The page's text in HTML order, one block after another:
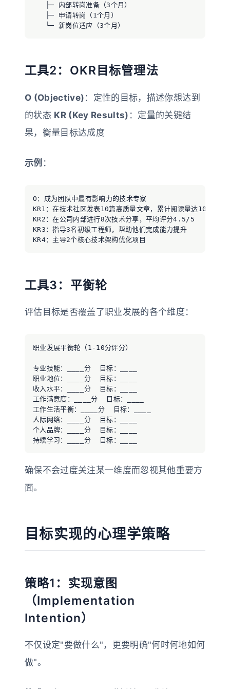
   ├─ 内部转岗准备（3个月）
   ├─ 申请转岗（1个月）
工具2：OKR目标管理法
O (Objective) ：定性的目标，描述你想达到
的状态 KR (Key Results) ：定量的关键结
果，衡量目标达成度
示例 ：
O：成为团队中最有影响力的技术专家
KR1：在技术社区发表10篇高质量文章，累计阅读量达10万
KR2：在公司内部进行8次技术分享，平均评分4.5/5
KR3：指导3名初级工程师，帮助他们完成能力提升
工具3：平衡轮
评估目标是否覆盖了职业发展的各个维度：
职业发展平衡轮（1-10分评分）
专业技能：____分  目标：____
职业地位：____分  目标：____
收入水平：____分  目标：____
工作满意度：____分  目标：____
工作生活平衡：____分  目标：____
人际网络：____分  目标：____
个人品牌：____分  目标：____
确保不会过度关注某一维度而忽视其他重要方
面。
目标实现的心理学策略
策略1：实现意图
（Implementation
Intention）
不仅设定"要做什么"，更要明确"何时何地如何
做"。